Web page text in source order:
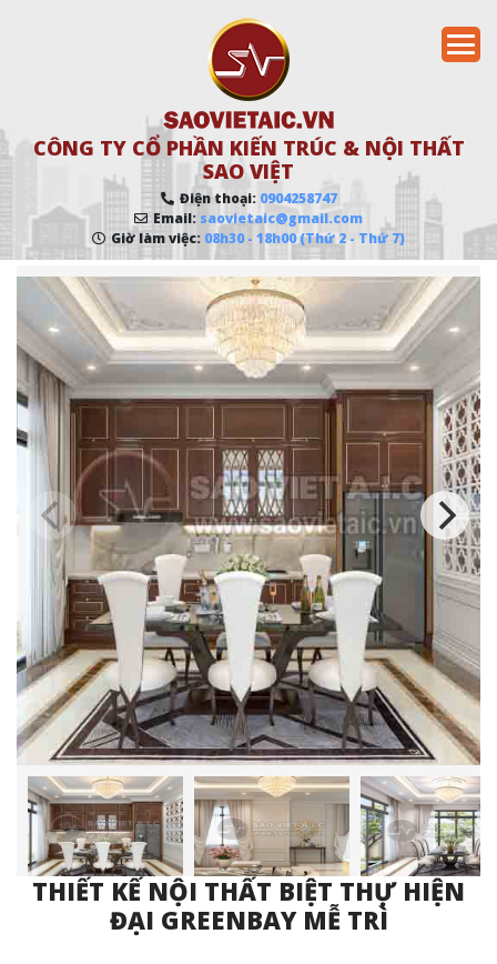
CÔNG TY CỔ PHẦN KIẾN TRÚC & NỘI THẤT
SAO VIỆT
Điện thoại: 0904258747
Email: saovietaic@gmail.com
Giờ làm việc: 08h30 - 18h00 (Thứ 2 - Thứ 7)
THIẾT KẾ NỘI THẤT BIỆT THỰ HIỆN
ĐẠI GREENBAY MỄ TRÌ